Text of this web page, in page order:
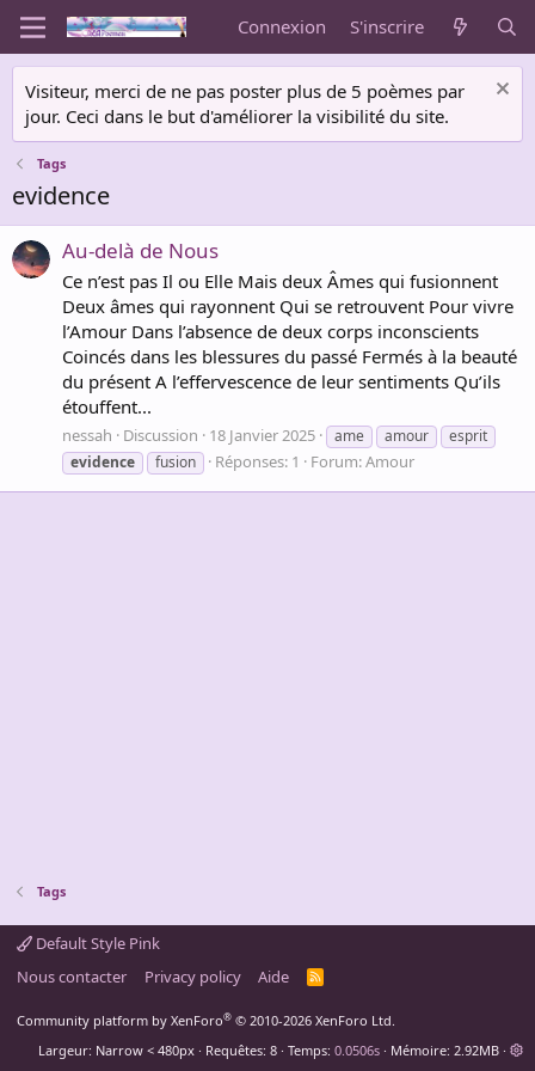
Connexion S'inscrire
Visiteur, merci de ne pas poster plus de 5 poèmes par
jour. Ceci dans le but d'améliorer la visibilité du site.
Tags
evidence
Au-delà de Nous
Ce n’est pas Il ou Elle Mais deux Âmes qui fusionnent
Deux âmes qui rayonnent Qui se retrouvent Pour vivre
l’Amour Dans l’absence de deux corps inconscients
Coincés dans les blessures du passé Fermés à la beauté
du présent A l’effervescence de leur sentiments Qu’ils
étouffent...
nessah Discussion 18 Janvier 2025 ame amour
esprit
evidence
fusion Réponses: 1 Forum:Amour
Tags
Default Style Pink
Nous contacter
Privacy policy Aide
R
Community platform by XenForo® © 2010-2026 XenForo Ltd.
Largeur
Requêtes 8 Temps 0.0506s Mémoire 2.92MB